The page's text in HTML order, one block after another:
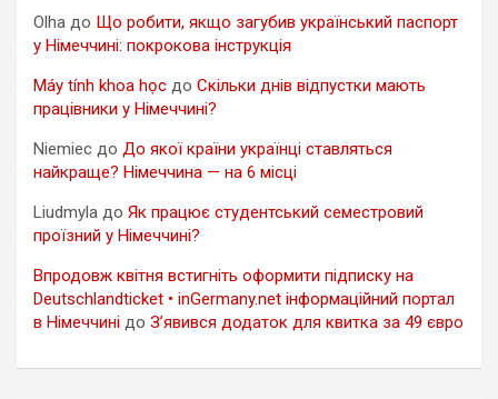
Olha до Що робити, якщо загубив український паспорт
у Німеччині: покрокова інструкція
Máy tính khoa học до Скільки днів відпустки мають
працівники у Німеччині?
Niemiec до До якої країни українці ставляться
найкраще? Німеччина — на 6 місці
Liudmyla до Як працює студентський семестровий
проїзний у Німеччині?
Впродовж квітня встигніть оформити підписку на
Deutschlandticket • inGermany.net інформаційний портал
в Німеччині до З’явився додаток для квитка за 49 євро